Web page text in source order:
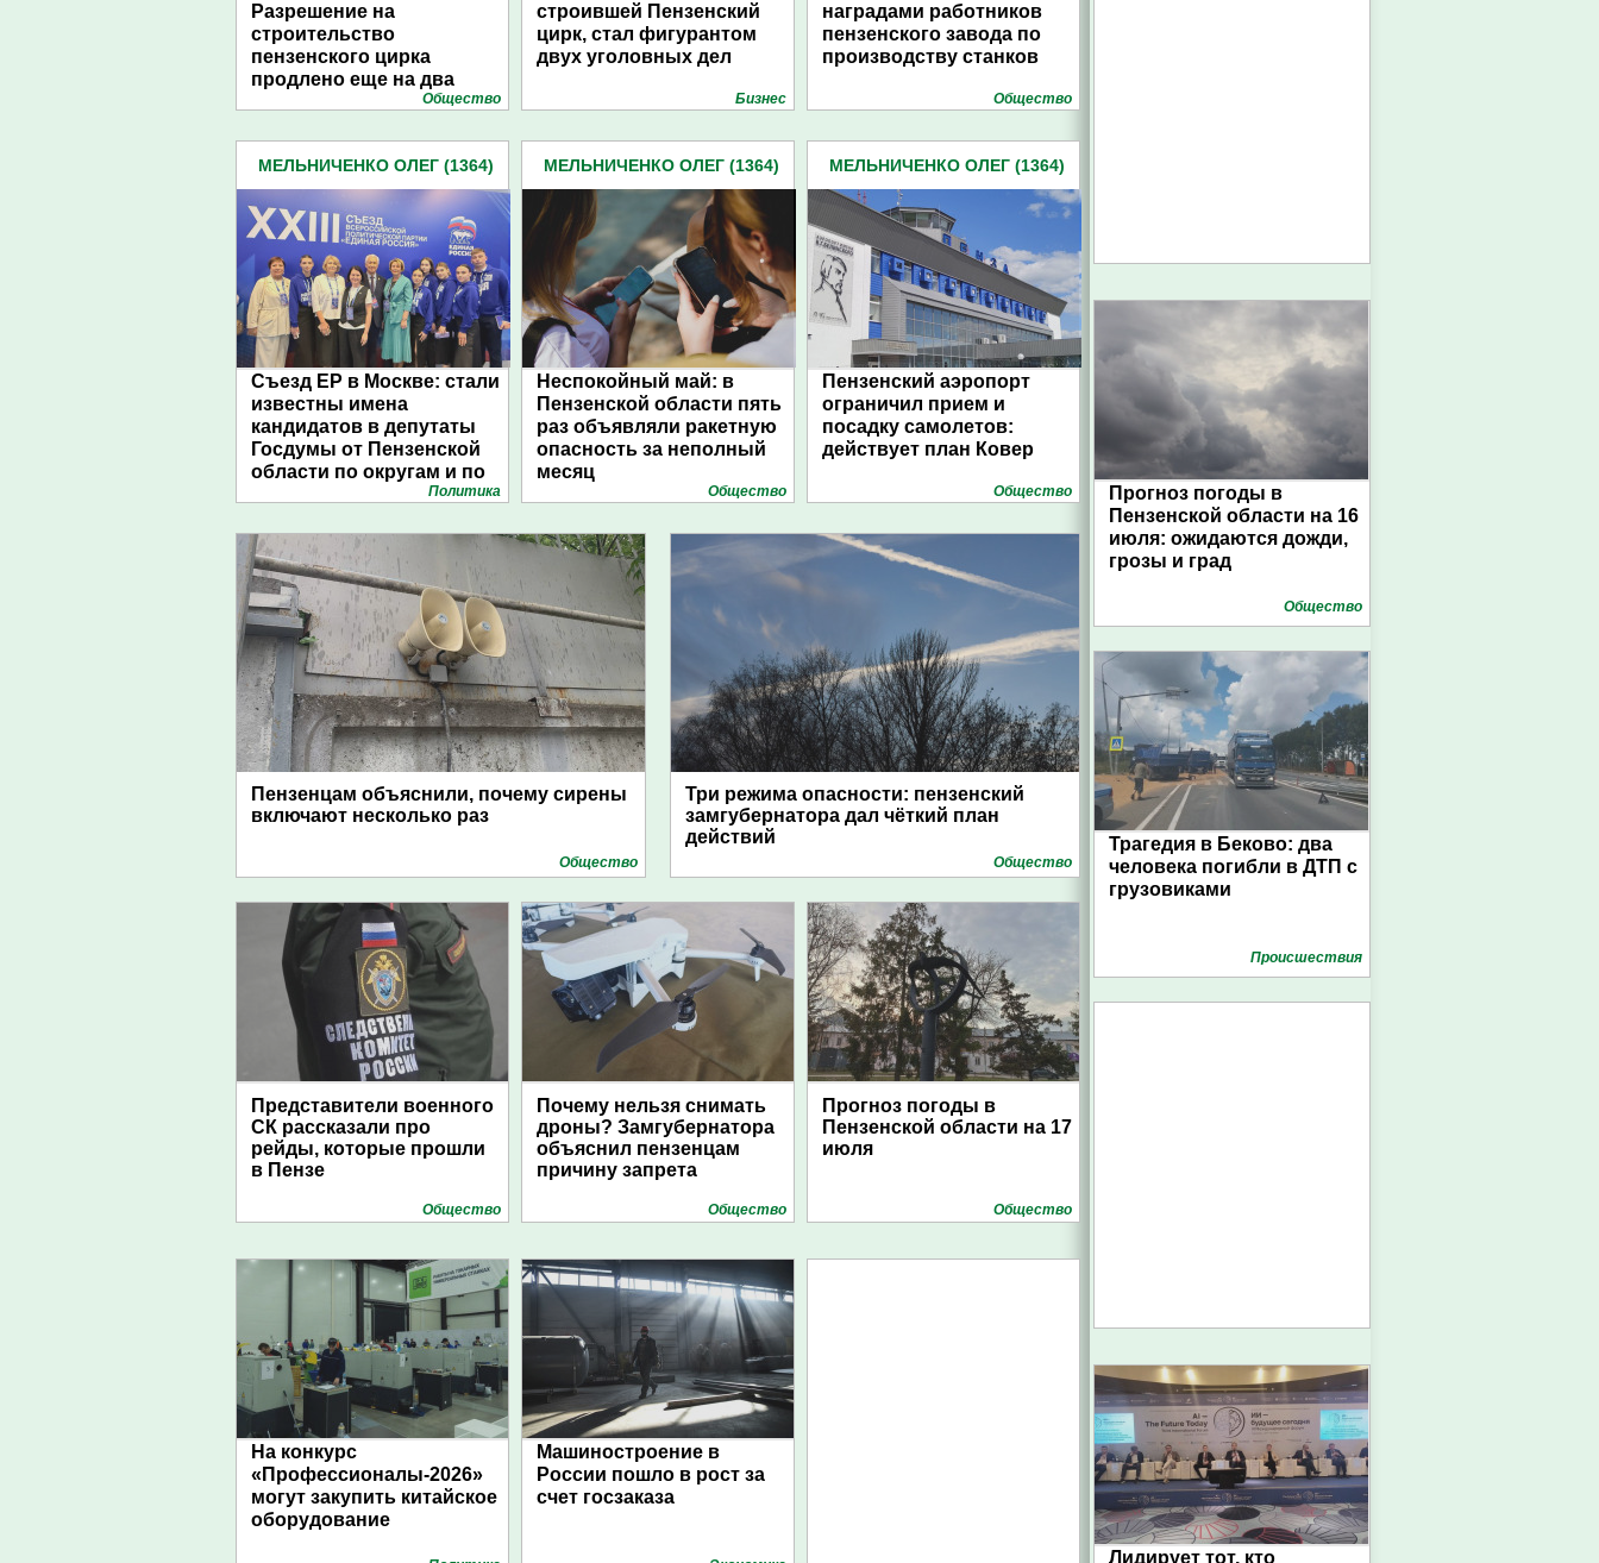
Разрешение на
строительство
пензенского цирка
продлено еще на два
Общество
строившей Пензенский
цирк, стал фигурантом
двух уголовных дел
Бизнес
наградами работников
пензенского завода по
производству станков
Общество
МЕЛЬНИЧЕНКО ОЛЕГ (1364)
Съезд ЕР в Москве: стали
известны имена
кандидатов в депутаты
Госдумы от Пензенской
области по округам и по
Политика
МЕЛЬНИЧЕНКО ОЛЕГ (1364)
Неспокойный май: в
Пензенской области пять
раз объявляли ракетную
опасность за неполный
месяц
Общество
МЕЛЬНИЧЕНКО ОЛЕГ (1364)
Пензенский аэропорт
ограничил прием и
посадку самолетов:
действует план Ковер
Общество
Пензенцам объяснили, почему сирены
включают несколько раз
Общество
Три режима опасности: пензенский
замгубернатора дал чёткий план
действий
Общество
Представители военного
СК рассказали про
рейды, которые прошли
в Пензе
Общество
Почему нельзя снимать
дроны? Замгубернатора
объяснил пензенцам
причину запрета
Общество
Прогноз погоды в
Пензенской области на 17
июля
Общество
На конкурс
«Профессионалы-2026»
могут закупить китайское
оборудование
Машиностроение в
России пошло в рост за
счет госзаказа
Прогноз погоды в
Пензенской области на 16
июля: ожидаются дожди,
грозы и град
Общество
Трагедия в Беково: два
человека погибли в ДТП с
грузовиками
Проиcшествия
Лидирует тот, кто